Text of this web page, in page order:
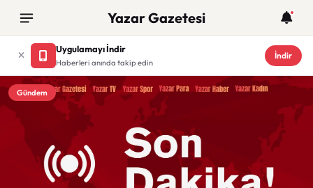
Yazar Gazetesi
Uygulamayı İndir
Haberleri anında takip edin
İndir
Gündem